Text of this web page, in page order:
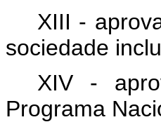
XIII -
sociedade
XIV -
Programa